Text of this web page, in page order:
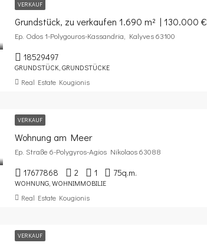
VERKAUF
Grundstück, zu verkaufen 1.690 m² | 130.000 €
Ep. Odos 1-Polygouros-Kassandria, Kalyves 63100
18529497
GRUNDSTÜCK, GRUNDSTÜCKE
Real Estate Kougionis
VERKAUF
Wohnung am Meer
Ep. Straße 6-Polygyros-Agios Nikolaos 63088
17677868 2 1 75q.m.
WOHNUNG, WOHNIMMOBILIE
Real Estate Kougionis
VERKAUF